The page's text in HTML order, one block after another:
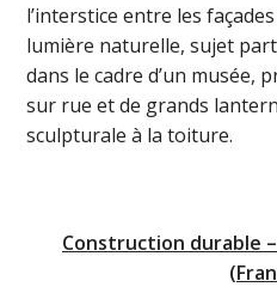
l’interstice entre les
lumière naturelle, sujet
dans le cadre d’un musée,
sur rue et de grands
sculpturale à la toiture.
Construction durable